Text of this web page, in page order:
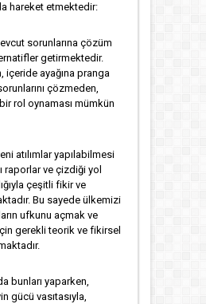
hareket etmektedir:
sorunlarına çözüm
getirmektedir.
içeride ayağına pranga
çözmeden,
rol oynaması mümkün
atılımlar yapılabilmesi
raporlar ve çizdiği yol
çeşitli fikir ve
Bu sayede ülkemizi
ufkunu açmak ve
gerekli teorik ve fikirsel
bunları yaparken,
gücü vasıtasıyla,